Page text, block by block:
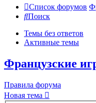
Список форумов
Поиск
Темы без ответов
Активные темы
Французские
Правила форума
Новая тема